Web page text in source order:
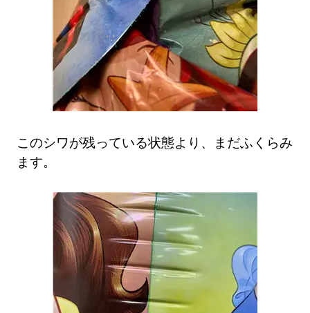
このシワが残っている状態より、まだふくらみ
ます。